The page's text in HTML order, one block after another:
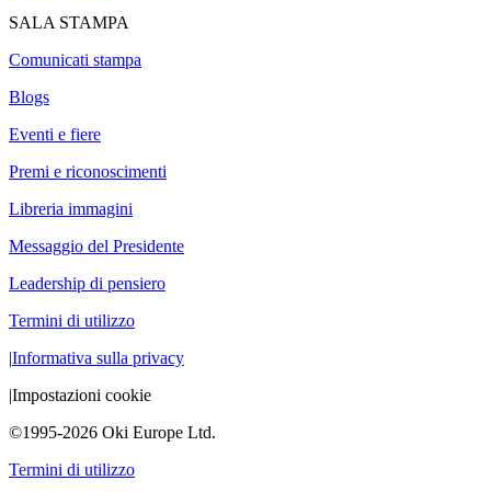
SALA STAMPA
Comunicati stampa
Blogs
Eventi e fiere
Premi e riconoscimenti
Libreria immagini
Messaggio del Presidente
Leadership di pensiero
Termini di utilizzo
|Informativa sulla privacy
|Impostazioni cookie
©1995-2026 Oki Europe Ltd.
Termini di utilizzo